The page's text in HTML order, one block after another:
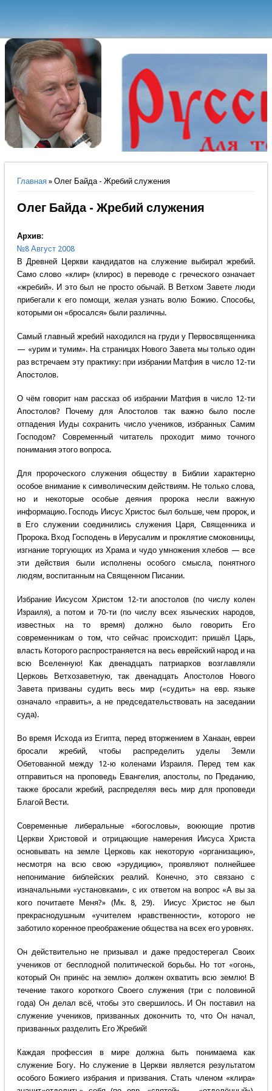
Вы здесь
Главная» Олег Байда - Жребий служения
Олег Байда - Жребий служения
Архив:
№8 Август 2008
В Древней Церкви кандидатов на служение выбирал жребий.
Само слово «клир» (клирос) в переводе с греческого означает
«жребий». И это был не просто обычай. В Ветхом Завете люди
прибегали к его помощи, желая узнать волю Божию. Способы,
которыми он «бросался» были различны.
Самый главный жребий находился на груди у Первосвященника
— «урим и тумим». На страницах Нового Завета мы только один
раз встречаем эту практику: при избрании Матфия в число 12-ти
Апостолов.
О чём говорит нам рассказ об избрании Матфия в число 12-ти
Апостолов? Почему для Апостолов так важно было после
отпадения Иуды сохранить число учеников, избранных Самим
Господом? Современный читатель проходит мимо точного
понимания этого вопроса.
Для пророческого служения обществу в Библии характерно
особое внимание к символическим действиям. Не только слова,
но и некоторые особые деяния пророка несли важную
информацию. Господь Иисус Христос был больше, чем пророк, и
в Его служении соединились служения Царя, Священника и
Пророка. Вход Господень в Иерусалим и проклятие смоковницы,
изгнание торгующих из Храма и чудо умножения хлебов — все
эти действия были исполнены особого смысла, понятного
людям, воспитанным на Священном Писании.
Избрание Иисусом Христом 12-ти апостолов (по числу колен
Израиля), а потом и 70-ти (по числу всех языческих народов,
известных на то время) должно было говорить Его
современникам о том, что сейчас происходит: пришёл Царь,
власть Которого распространяется на весь еврейский народ и на
всю Вселенную! Как двенадцать патриархов возглавляли
Церковь Ветхозаветную, так двенадцать Апостолов Нового
Завета призваны судить весь мир («судить» на евр. языке
означало «править», а не председательствовать на заседании
суда).
Во время Исхода из Египта, перед вторжением в Ханаан, евреи
бросали жребий, чтобы распределить уделы Земли
Обетованной между 12-ю коленами Израиля. Перед тем как
отправиться на проповедь Евангелия, апостолы, по Преданию,
также бросали жребий, распределяя весь мир для проповеди
Благой Вести.
Современные либеральные «богословы», воюющие против
Церкви Христовой и отрицающие намерения Иисуса Христа
основывать на земле Церковь как некоторую «организацию»,
несмотря на всю свою «эрудицию», проявляют полнейшее
непонимание библейских реалий. Конечно, это связано с
изначальными «установками», с их ответом на вопрос «А вы за
кого почитаете Меня?» (Мк. 8, 29). Иисус Христос не был
прекраснодушным «учителем нравственности», которого не
заботило коренное преображение общества на всех его уровнях.
Он действительно не призывал и даже предостерегал Своих
учеников от бесплодной политической борьбы. Но тот «огонь,
который Он принёс на землю» должен охватить всю землю! В
течение такого короткого Своего служения (три с половиной
года) Он делал всё, чтобы это свершилось. И Он поставил на
служение учеников, призванных докончить то, что Он начал,
призванных разделить Его Жребий!
Каждая профессия в мире должна быть понимаема как
служение Богу. Но служение в Церкви является результатом
особого Божиего избрания и призвания. Стать членом «клира»